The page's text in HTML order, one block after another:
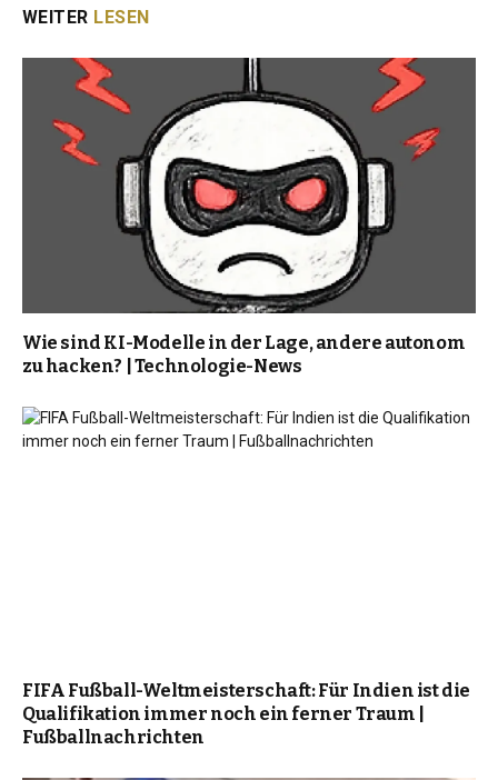
WEITER LESEN
Wie sind KI-Modelle in der Lage, andere autonom
zu hacken? | Technologie-News
FIFA Fußball-Weltmeisterschaft: Für Indien ist die
Qualifikation immer noch ein ferner Traum |
Fußballnachrichten